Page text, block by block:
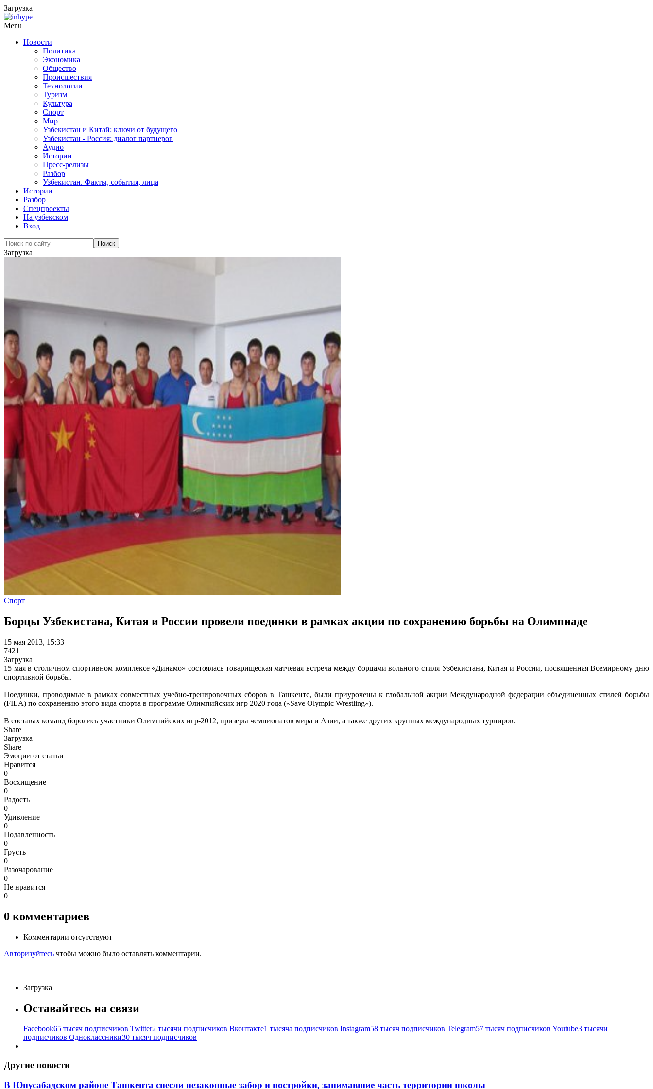
Загрузка
Menu
Новости
Политика
Экономика
Общество
Происшествия
Технологии
Туризм
Культура
Спорт
Мир
Узбекистан и Китай: ключи от будущего
Узбекистан - Россия: диалог партнеров
Аудио
Истории
Пресс-релизы
Разбор
Узбекистан. Факты, события, лица
Истории
Разбор
Спецпроекты
На узбекском
Вход
Загрузка
Спорт
Борцы Узбекистана, Китая и России провели поединки в рамках акции по сохранению борьбы на Олимпиаде
15 мая 2013, 15:33
7421
Загрузка
15 мая в столичном спортивном комплексе «Динамо» состоялась товарищеская матчевая встреча между борцами вольного стиля Узбекистана, Китая и России, посвященная Всемирному дню
спортивной борьбы.
Поединки, проводимые в рамках совместных учебно-тренировочных сборов в Ташкенте, были приурочены к глобальной акции Международной федерации объединенных стилей борьбы
(FILA) по сохранению этого вида спорта в программе Олимпийских игр 2020 года («Save Olympic Wrestling»).
В составах команд боролись участники Олимпийских игр-2012, призеры чемпионатов мира и Азии, а также других крупных международных турниров.
Share
Загрузка
Share
Эмоции от статьи
Нравится
0
Восхищение
0
Радость
0
Удивление
0
Подавленность
0
Грусть
0
Разочарование
0
Не нравится
0
0 комментариев
Комментарии отсутствуют
Авторизуйтесь чтобы можно было оставлять комментарии.
Загрузка
Оставайтесь на связи
Facebook65 тысяч подписчиков Twitter2 тысячи подписчиков Вконтакте1 тысяча подписчиков Instagram58 тысяч подписчиков Telegram57 тысяч подписчиков Youtube3 тысячи
подписчиков Одноклассники30 тысяч подписчиков
Другие новости
В Юнусабадском районе Ташкента снесли незаконные забор и постройки, занимавшие часть территории школы